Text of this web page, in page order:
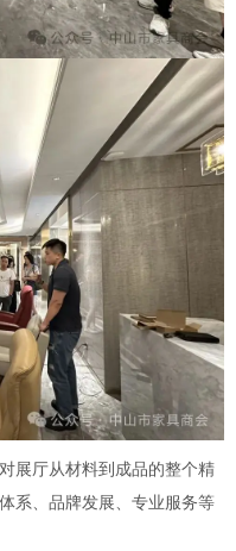
展厅从材料到成品的整个精
系、品牌发展、专业服务等